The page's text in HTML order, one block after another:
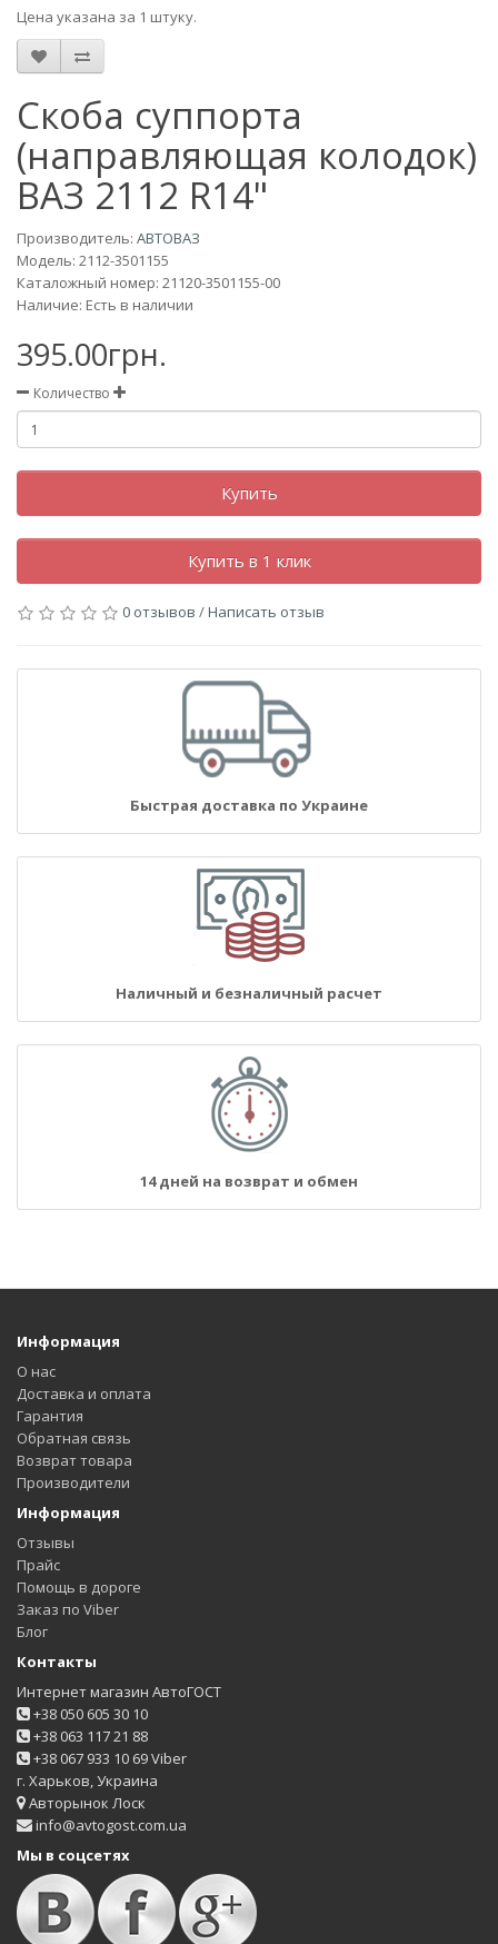
Цена указана за 1 штуку.
Скоба суппорта
(направляющая колодок)
ВАЗ 2112 R14"
Производитель: АВТОВАЗ
Модель: 2112-3501155
Каталожный номер: 21120-3501155-00
Наличие: Есть в наличии
395.00грн.
Количество
Купить
Купить в 1 клик
0 отзывов /Написать отзыв
Быстрая доставка по Украине
Наличный и безналичный расчет
14 дней на возврат и обмен
Информация
О нас
Доставка и оплата
Гарантия
Обратная связь
Возврат товара
Производители
Информация
Отзывы
Прайс
Помощь в дороге
Заказ по Viber
Блог
Контакты
Интернет магазин АвтоГОСТ
+38 050 605 30 10
+38 063 117 21 88
+38 067 933 10 69 Viber
г. Харьков, Украина
Авторынок Лоск
info@avtogost.com.ua
Мы в соцсетях